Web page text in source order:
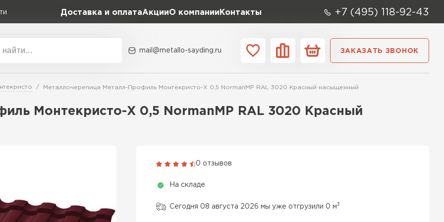
Доставка и оплатаАкцииО компании Контакты +7 (495) 118-92-43
Classic Grand Line
Монтеррей Grand Line
Доборные элементы
mail@metallo-sayding.ru ЗАКАЗАТЬ ЗВОНОК
Металлочерепица Металл-Профиль Монтекристо-X 0,5 NormanMP RAL 3020 Красный насыщенный
Монтекристо-X 0,5 NormanMP RAL 3020 Красный
0 отзывов
На складе
Сегодня 08 августа 2026 мы уже отгрузили 0 м3